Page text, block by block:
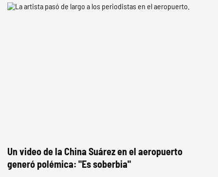
Un video de la China Suárez en el aeropuerto
generó polémica: "Es soberbia"